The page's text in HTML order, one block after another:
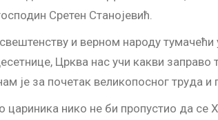
Сретен Станојевић.
и верном народу тумачећи
Црква нас учи какви
је за почетак великопосног труда и
цариника нико не би пропустио да